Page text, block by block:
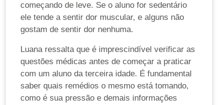
começando de leve. Se o aluno for sedentário
ele tende a sentir dor muscular, e alguns não
gostam de sentir dor nenhuma.
Luana ressalta que é imprescindível verificar as
questões médicas antes de começar a praticar
com um aluno da terceira idade. É fundamental
saber quais remédios o mesmo está tomando,
como é sua pressão e demais informações